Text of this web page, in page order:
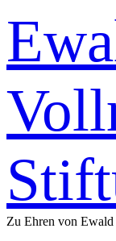
Zu Ehren von